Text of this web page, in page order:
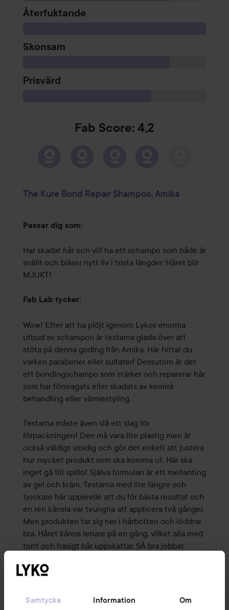
Samtycke Information Om
Återfuktande
Skonsam
Prisvärd
Fab Score: 4,2
The Kure Bond Repair Shampoo, Amika
Passar dig som:
Har skadat hår och vill ha ett schampo som både är
snällt och blåser nytt liv i trista längder. Håret blir
MJUKT!
Fab Lab tycker:
Wow! Efter att ha plöjt igenom Lykos enorma
utbud av schampon är testarna glada över att
stöta på denna goding från Amika. Här hittar du
varken parabener eller sulfater! Dessutom är det
ett bondingschampo som stärker och reparerar hår
som har försvagats eller skadats av kemisk
behandling eller värmestyling.
Testarna måste även slå ett slag för
förpackningen! Den må vara lite plastig men är
också väldigt smidig och gör det enkelt att justera
hur mycket produkt som ska komma ut. Här ska
inget gå till spillo! Själva formulan är ett mellanting
av gel och kräm. Testarna med lite längre och
tjockare hår upplevde att du för bästa resultat och
en ren känsla var tvungna att applicera två gånger.
Men produkten tar sig ner i hårbotten och löddrar
bra. Håret känns lenare på en gång, vilket alla med
torrt och frasigt hår uppskattar. SÅ bra jobbat
sulfatfria schampo är att det gör håret enkelt att
reda ut. Inga extra tovor här inte! Testarna